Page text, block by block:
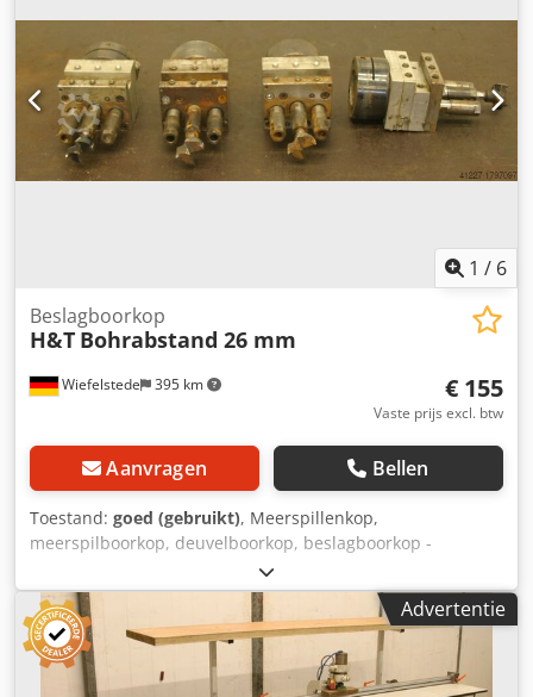
Maximale boordiepte met deuvel: 30 mm. Maximale
boordiepte zonder deuvel: 45 mm. Elektronisch, NC-
gestuurde lijmdosering. 2 tanks met vibratoren voor
deuvelopslag. Deuvelafmetingen: diameter 8 mm x lengte
35 mm. Maximale deuveluitsteek: 15 mm.
Lijm-/waterlijmsysteem. Csdpfx Aow D Dckea Deha
1 / 6
Wiefelstede 395 km
Beslagboorkop
H&T Bohrabstand 26 mm
€ 155
Vaste prijs excl. btw
Aanvragen Bellen
Toestand: goed (gebruikt), Meerspillenkop,
meerspilboorkop, deuvelboorkop, beslagboorkop -
Afmetingen: 190/85/75 mm - Boorafstand: 26 mm -
Middelste boor: 5 mm verschoven - Aantal: 1x boorkop
beschikbaar - Prijs: per stuk - Gewicht: 2 kg/stuk
Chedpfxeb A I Ulj Aa Doa
Advertentie